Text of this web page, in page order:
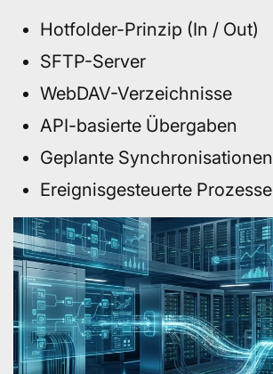
Hotfolder-Prinzip (In / Out)
SFTP-Server
WebDAV-Verzeichnisse
API-basierte Übergaben
Geplante Synchronisationen
Ereignisgesteuerte Prozesse